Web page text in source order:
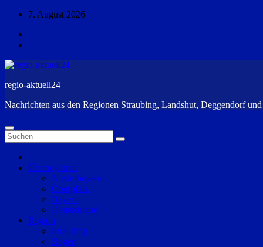
Zum
springen
7. August 2026
regio-aktuell24
Nachrichten aus den Regionen Straubing, Landshut, Deggendorf
Überregional
Niederbayern
Oberpfalz
Bayern
Deutschland
Region
Straubing
Bogen